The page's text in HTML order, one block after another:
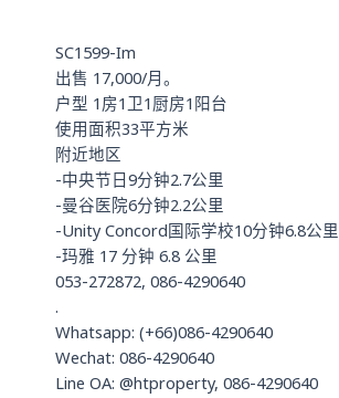
SC1599-Im
出售 17,000/月。
户型 1房1卫1厨房1阳台
使用面积33平方米
附近地区
-中央节日9分钟2.7公里
-曼谷医院6分钟2.2公里
-Unity Concord国际学校10分钟6.8公里
-玛雅 17 分钟 6.8 公里
053-272872, 086-4290640
.
Whatsapp: (+66)086-4290640
Wechat: 086-4290640
Line OA: @htproperty, 086-4290640